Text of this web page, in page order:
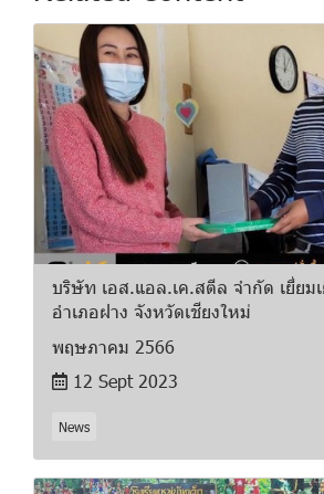
บริษัท เอส.แอล.เค.สตีล จำกัด เยี่ยม
อำเภอฝาง จังหวัดเชียงใหม่
พฤษภาคม 2566
12 Sept 2023
News